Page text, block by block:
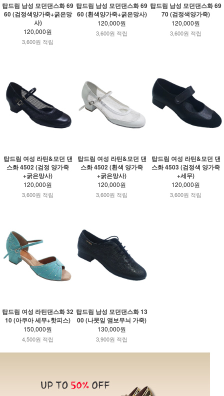
탑드림 남성 모던댄스화 69
60 (검정색양가죽+굵은망
사)
120,000원
3,600원 적립
탑드림 남성 모던댄스화 69
60 (흰색양가죽+굵은망사)
120,000원
3,600원 적립
탑드림 남성 모던댄스화 69
70 (검정색양가죽)
120,000원
3,600원 적립
탑드림 여성 라틴&모던 댄
스화 4502 (검정 양가죽
+굵은망사)
120,000원
3,600원 적립
탑드림 여성 라틴&모던 댄
스화 4502 (흰색 양가죽
+굵은망사)
120,000원
3,600원 적립
탑드림 여성 라틴&모던 댄
스화 4503 (검정색 양가죽
+세무)
120,000원
3,600원 적립
탑드림 여성 라틴댄스화 32
10 (아쿠아 세무+핫피스)
150,000원
4,500원 적립
탑드림 남성 모던댄스화 13
00 (나뭇잎 앰보무늬 가죽)
130,000원
3,900원 적립